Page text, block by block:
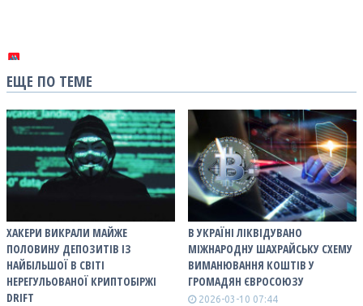
ЕЩЕ ПО ТЕМЕ
ХАКЕРИ ВИКРАЛИ МАЙЖЕ
ПОЛОВИНУ ДЕПОЗИТІВ ІЗ
НАЙБІЛЬШОЇ В СВІТІ
НЕРЕГУЛЬОВАНОЇ КРИПТОБІРЖІ
DRIFT
В УКРАЇНІ ЛІКВІДУВАНО
МІЖНАРОДНУ ШАХРАЙСЬКУ СХЕМУ
ВИМАНЮВАННЯ КОШТІВ У
ГРОМАДЯН ЄВРОСОЮЗУ
2026-03-10 07:44